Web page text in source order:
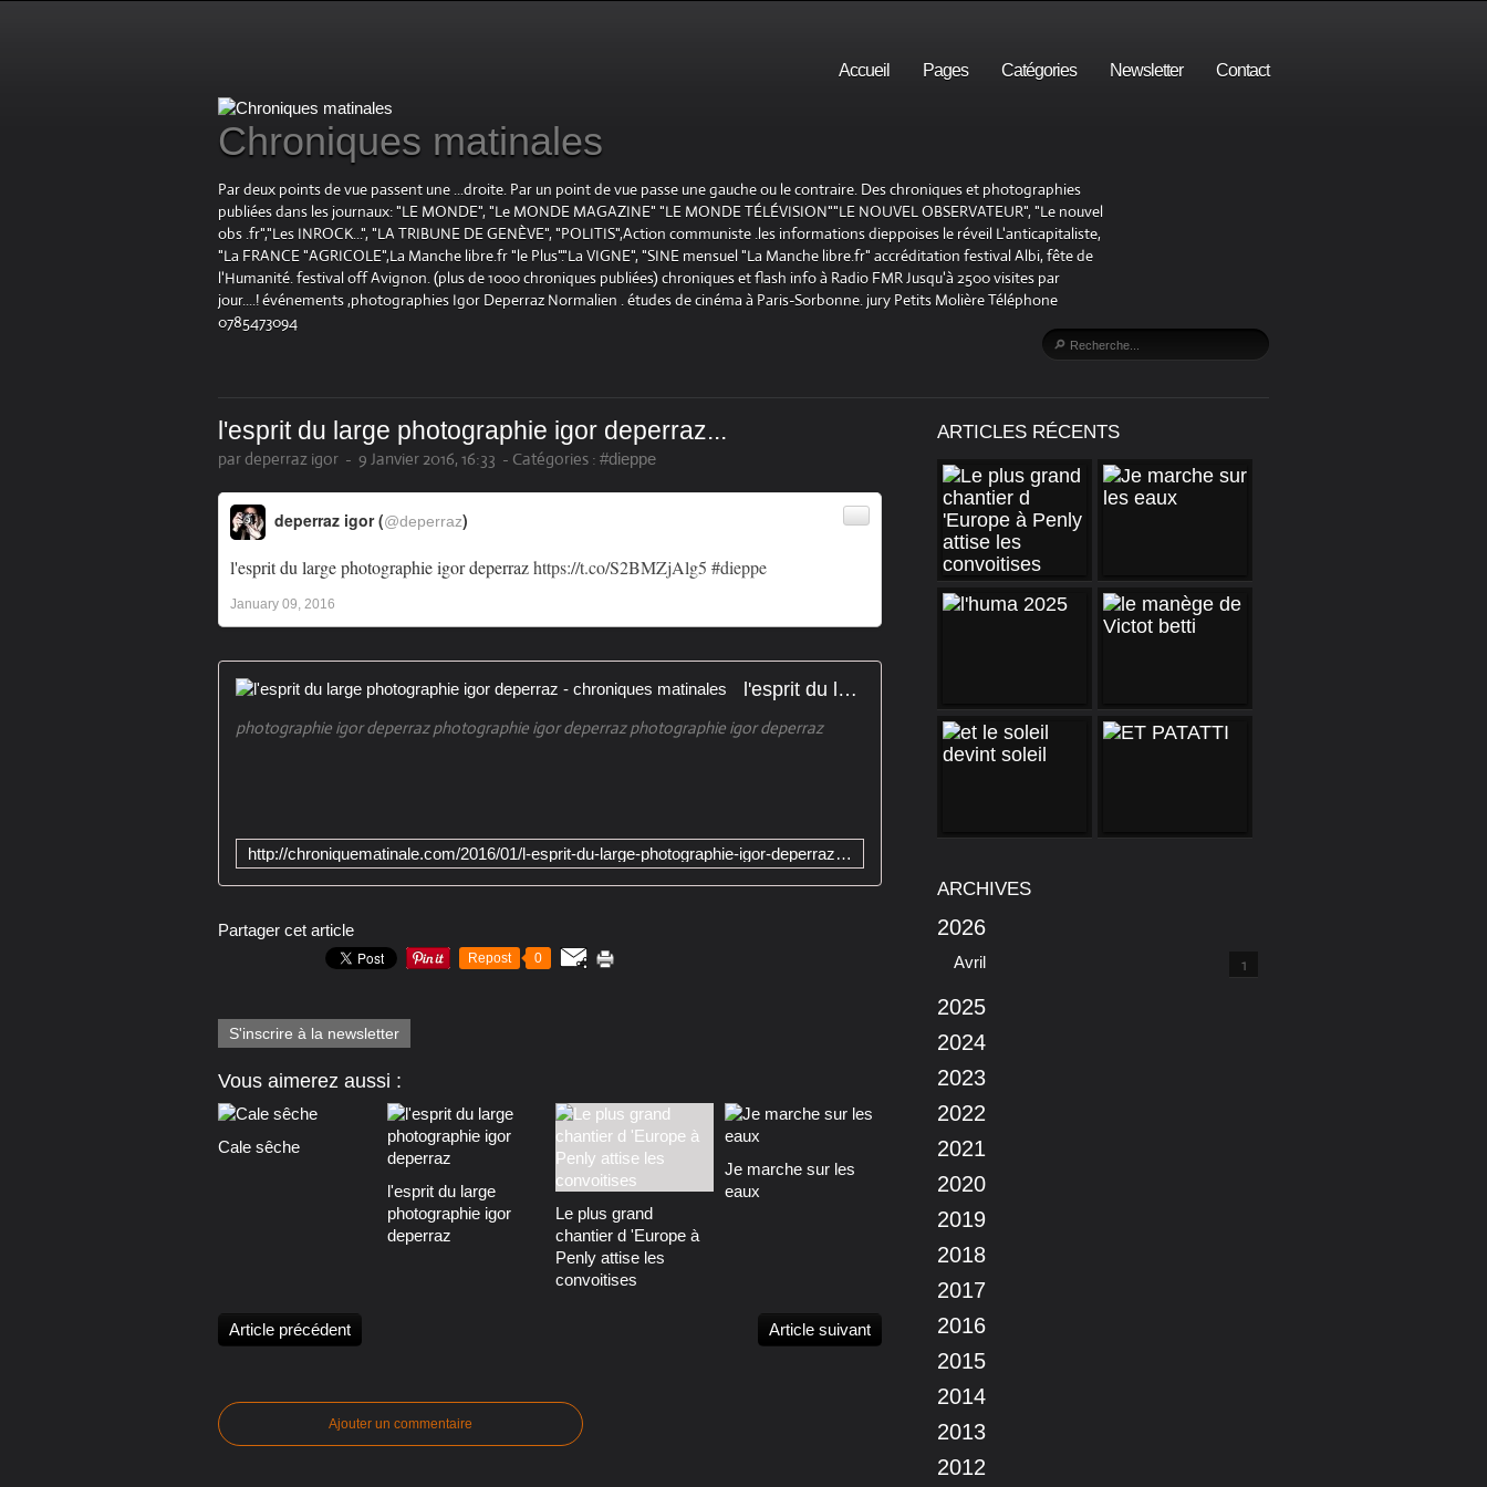
Accueil Pages Catégories Newsletter Contact
Chroniques matinales
Par deux points de vue passent une ...droite. Par un point de vue passe une gauche ou le contraire. Des chroniques et photographies
publiées dans les journaux: "LE MONDE", "Le MONDE MAGAZINE" "LE MONDE TÉLÉVISION""LE NOUVEL OBSERVATEUR", "Le nouvel
obs .fr","Les INROCK...", "LA TRIBUNE DE GENÈVE", "POLITIS",Action communiste .les informations dieppoises le réveil L'anticapitaliste,
"La FRANCE "AGRICOLE",La Manche libre.fr "le Plus"."La VIGNE", "SINE mensuel "La Manche libre.fr" accréditation festival Albi, fête de
l'Humanité. festival off Avignon. (plus de 1000 chroniques publiées) chroniques et flash info à Radio FMR Jusqu'à 2500 visites par
jour....! événements ,photographies Igor Deperraz Normalien . études de cinéma à Paris-Sorbonne. jury Petits Molière Téléphone
0785473094
l'esprit du large photographie igor deperraz...
par deperraz igor - 9 Janvier 2016, 16:33 - Catégories : #dieppe
l'esprit du large photographie igor deperrazhttps://t.co/S2BMZjAlg5 #dieppe
deperraz igor (@deperraz)
January 09, 2016
l'esprit du large photographie igor deperraz - chroniques matinales
photographie igor deperraz photographie igor deperraz photographie igor deperraz
http://chroniquematinale.com/2016/01/l-esprit-du-large-photographie-igor-deperraz.html?utm_source=_ob_share&utm_medium=_ob_twitter&utm_campaign=_ob_share_auto
Partager cet article
Repost 0
S'inscrire à la newsletter
Vous aimerez aussi :
Cale sêche
l'esprit du large
photographie igor
deperraz
Le plus grand
chantier d 'Europe à
Penly attise les
convoitises
Je marche sur les
eaux
Article précédent Article suivant
Ajouter un commentaire
ARTICLES RÉCENTS
ARCHIVES
2026
Avril 1
2025
2024
2023
2022
2021
2020
2019
2018
2017
2016
2015
2014
2013
2012